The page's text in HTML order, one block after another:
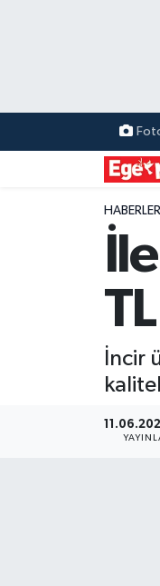
HABERLER
İncir
EKONOMİ
GÜNCEL
ÖZEL HABER
POLİTİKA
Programlar